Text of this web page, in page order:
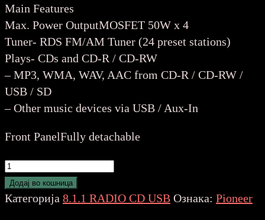
Main Features
Max. Power OutputMOSFET 50W x 4
Tuner- RDS FM/AM Tuner (24 preset stations)
Plays- CDs and CD-R / CD-RW
– MP3, WMA, WAV, AAC from CD-R / CD-RW /
USB / SD
– Other music devices via USB / Aux-In
Front PanelFully detachable
Pioneer
DEH-
1600UB
Додај во кошница
Категорија 8.1.1 RADIO CD USB Ознака: Pioneer